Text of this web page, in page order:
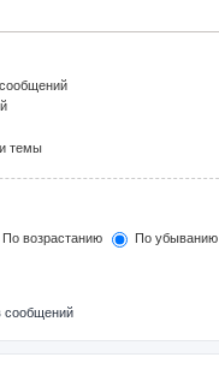
темы
По возрастанию По убыванию
сообщений